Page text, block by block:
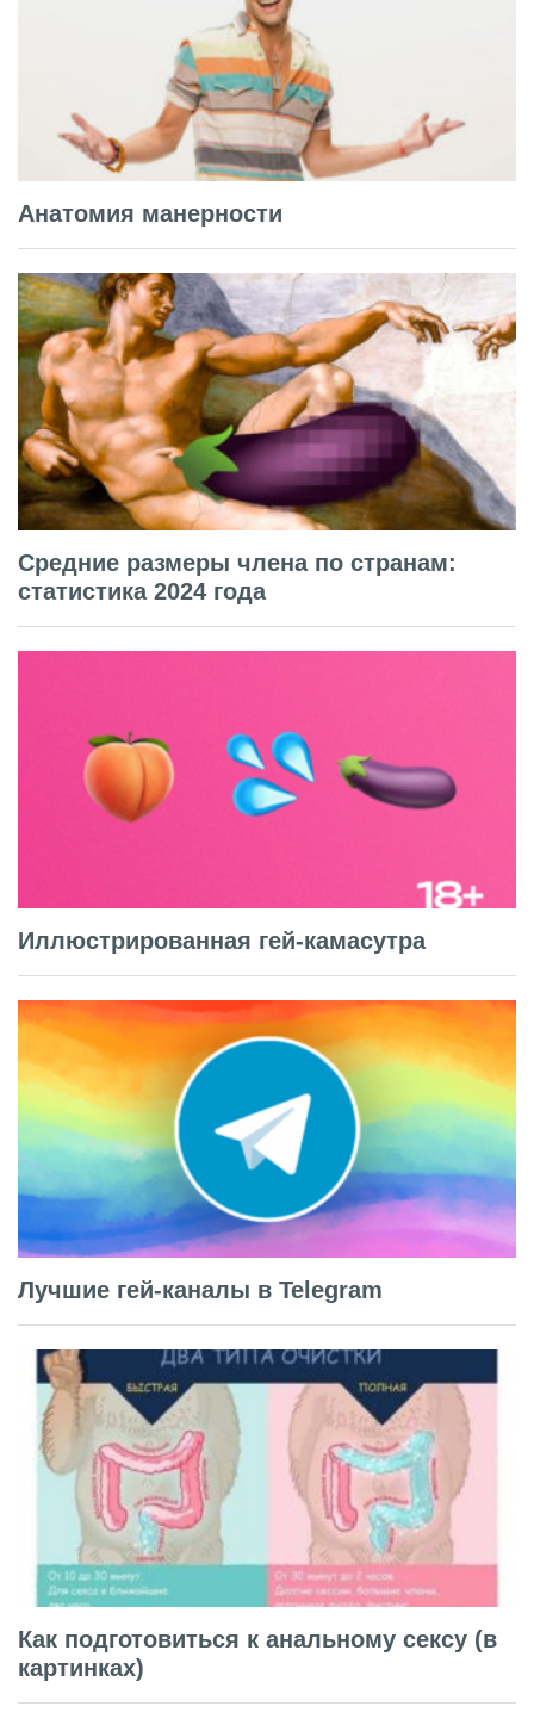
Анатомия манерности
Средние размеры члена по странам:
статистика 2024 года
Иллюстрированная гей-камасутра
Лучшие гей-каналы в Telegram
Как подготовиться к анальному сексу (в
картинках)